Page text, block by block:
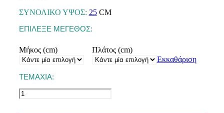
ΣΤΡΩΜΑΤΑ ΛΙΚΝΟΥ
ΣΥΝΟΛΙΚΟ ΥΨΟΣ: 25CM
ΕΠΙΛΕΞΕ ΜΕΓΕΘΟΣ:
Μήκος (cm)
Πλάτος (cm)
Εκκαθάριση
ΤΕΜΑΧΙΑ:
Κύδωνας
Ηοtel